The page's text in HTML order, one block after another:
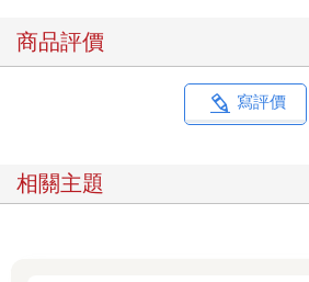
商品評價
寫評價
相關主題